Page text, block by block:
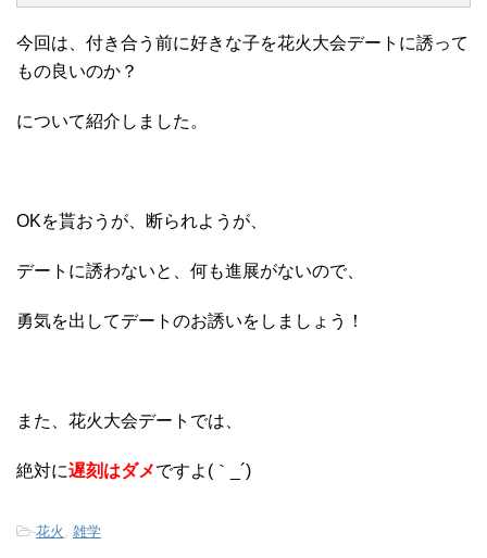
今回は、付き合う前に好きな子を花火大会デートに誘って
もの良いのか？
について紹介しました。
OKを貰おうが、断られようが、
デートに誘わないと、何も進展がないので、
勇気を出してデートのお誘いをしましょう！
また、花火大会デートでは、
絶対に遅刻はダメですよ(｀_´)ゞ
-花火 , 雑学